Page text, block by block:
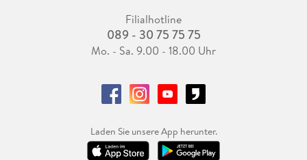
Filialhotline
089 - 30 75 75 75
Mo. - Sa. 9.00 - 18.00 Uhr
Laden Sie unsere App herunter.